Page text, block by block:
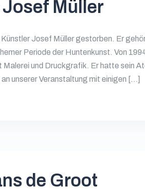
Josef Müller
Josef Müller gestorben. Er
Periode der Huntenkunst. Von
und Druckgrafik. Er hatte sein
unserer Veranstaltung mit einigen […]
de Groot